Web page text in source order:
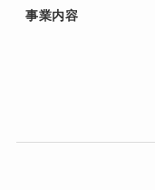
事業内容